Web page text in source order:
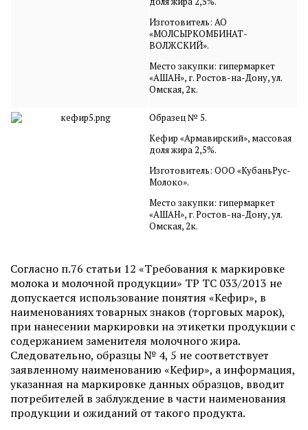
Изготовитель: АО
«МОЛСЫРКОМБИНАТ-
ВОЛЖСКИЙ».
Место закупки: гипермаркет
«АШАН», г. Ростов-на-Дону, ул.
Омская, 2к.
Образец № 5.
Кефир «Армавирский», массовая
доля жира 2,5%.
Изготовитель: ООО «КубаньРус-
Молоко».
Место закупки: гипермаркет
«АШАН», г. Ростов-на-Дону, ул.
Омская, 2к.
Согласно п.76 статьи 12 «Требования к маркировке
молока и молочной продукции» ТР ТС 033/2013 не
допускается использование понятия «Кефир», в
наименованиях товарных знаков (торговых марок),
при нанесении маркировки на этикетки продукции с
содержанием заменителя молочного жира.
Следовательно, образцы № 4, 5 не соответствует
заявленному наименованию «Кефир», а информация,
указанная на маркировке данных образцов, вводит
потребителей в заблуждение в части наименования
продукции и ожиданий от такого продукта.